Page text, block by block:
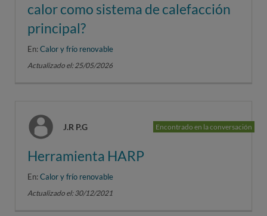
calor como sistema de calefacción
principal?
En:Calor y frío renovable
Actualizado el: 25/05/2026
J.R P.G Encontrado en la conversación
Herramienta HARP
En:Calor y frío renovable
Actualizado el: 30/12/2021